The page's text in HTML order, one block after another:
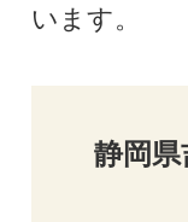
います。
静岡